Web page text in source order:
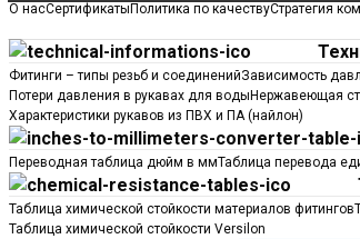
О насСертификаты Политика по качествуСтратегия
Фитинги – типы резьб и соединенийЗависимость
Потери давления в рукавах для воды Нержавеющая
Характеристики рукавов из ПВХ и ПА (найлон)
Переводная таблица дюйм в ммТаблица перевода
Таблица химической стойкости материалов фитингов
Таблица химической стойкости Versilon